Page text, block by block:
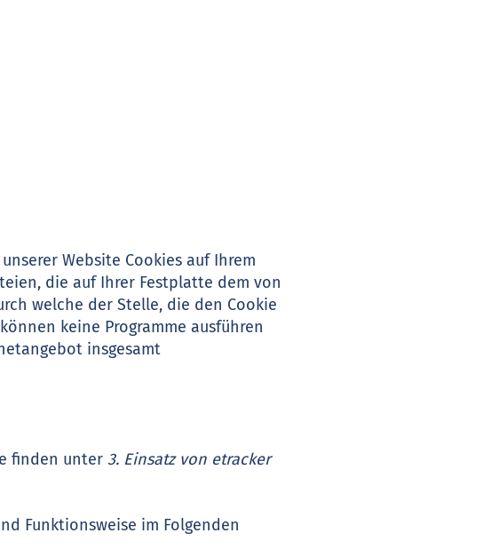
Website Cookies auf Ihrem
die auf Ihrer Festplatte dem von
welche der Stelle, die den Cookie
keine Programme ausführen
insgesamt
finden unter3. Einsatz von etracker
Funktionsweise im Folgenden